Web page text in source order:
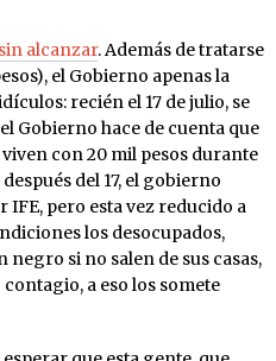
alcanzar. Además de tratarse
el Gobierno apenas la
recién el 17 de julio, se
Gobierno hace de cuenta que
con 20 mil pesos durante
del 17, el gobierno
pero esta vez reducido a
los desocupados,
si no salen de sus casas,
a eso los somete